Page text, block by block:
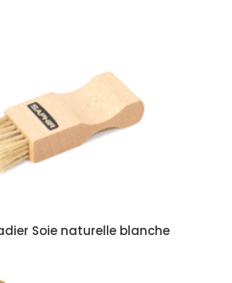
Soie naturelle blanche